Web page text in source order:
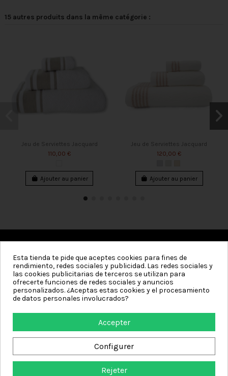
15 autres produits dans la même catégorie :
Jeu de Serviettes Jacquard
110,00 €
Ajouter au panier
Jeu de Serviettes Jacquard
120,00 €
Ajouter au panier
Catégories
Information
Mon compte
Textiles de Hogar - Boutique en ligne où vous pouvez acheter des serviettes,
Esta tienda te pide que aceptes cookies para fines de
rendimiento, redes sociales y publicidad. Las redes sociales y
las cookies publicitarias de terceros se utilizan para
ofrecerte funciones de redes sociales y anuncios
personalizados. ¿Aceptas estas cookies y el procesamiento
de datos personales involucrados?
Accepter
Configurer
Rejeter